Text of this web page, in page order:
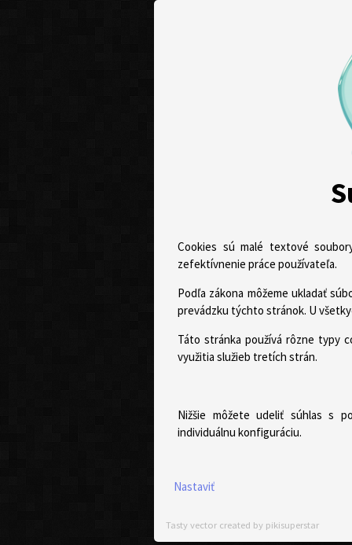
Cookies sú malé textové
zefektívnenie práce používateľa.
Podľa zákona môžeme ukladať
prevádzku týchto stránok. U
Táto stránka používá rôzne typy
využitia služieb tretích strán.
Nižšie môžete udeliť súhlas s
individuálnu konfiguráciu.
Nastaviť
Tasty vector created by pikisuperstar